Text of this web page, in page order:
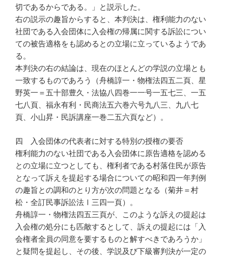
切であるからである。」と説示した。
右の説示の趣旨からすると、本判決は、権利能力のない
社団である入会団体に入会権の帰属に関する訴訟につい
ての被告適格をも認めるとの立場に立っているようであ
る。
本判決の右の結論は、現在のほとんどの学説の立場とも
一致するものであろう（舟橋諄一・物権法四五二頁、星
野英一＝五十部豊久・法協八四巻一一号一五七三、一五
七八頁、福永有利・民商法五六巻六号九八三、九八七
頁、小山昇・民訴講座一巻二五六頁など）。
四 入会団体の代表者に対する特別の授権の要否
権利能力のない社団である入会団体に原告適格を認める
との立場に立つとしても、権利者である村落住民が原告
となって訴えを提起する場合についての昭和四一年判例
の趣旨との調和のとり方が次の問題となる（菊井＝村
松・全訂民事訴訟法Ⅰ三四一頁）。
舟橋諄一・物権法四五三頁が、このような訴えの提起は
入会権の処分にも匹敵するとして、訴えの提起には「入
会権者全員の同意を要するものと解すべきであろうか」
と疑問を提起し、その後、学説及び下級審判決が一定の